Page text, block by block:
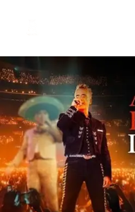
Inicio Real
Streaming
En Vivo
Descarga
Programas
Noticias